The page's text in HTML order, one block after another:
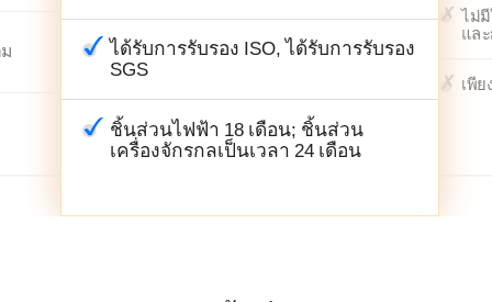
ได้รับการรับรอง ISO, ได้รับการรับรอง
SGS
ชิ้นส่วนไฟฟ้า 18 เดือน; ชิ้นส่วน
เครื่องจักรกลเป็นเวลา 24 เดือน
ไม่
แล
เพี